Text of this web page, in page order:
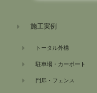
施工実例
トータル外構
駐車場・カーポート
門扉・フェンス